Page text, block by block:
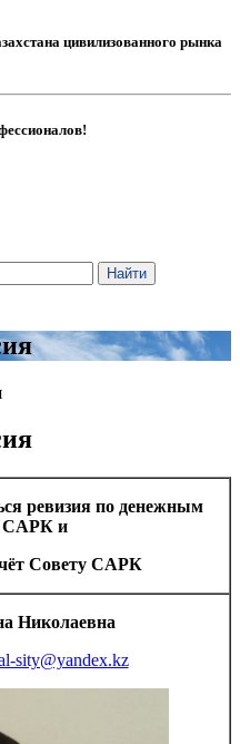
цивилизованного рынка
ревизия по денежным
CАРК и
Совету CАРК
Николаевна
sity@yandex.kz